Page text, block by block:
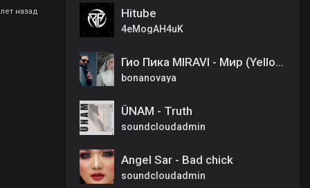
назад Hitube
4eMogAH4uK
Гио Пика MIRAVI - Мир (Yellow Mask Remix)
bonanovaya
ÜNAM - Truth
soundcloudadmin
Angel Sar - Bad chick
soundcloudadmin